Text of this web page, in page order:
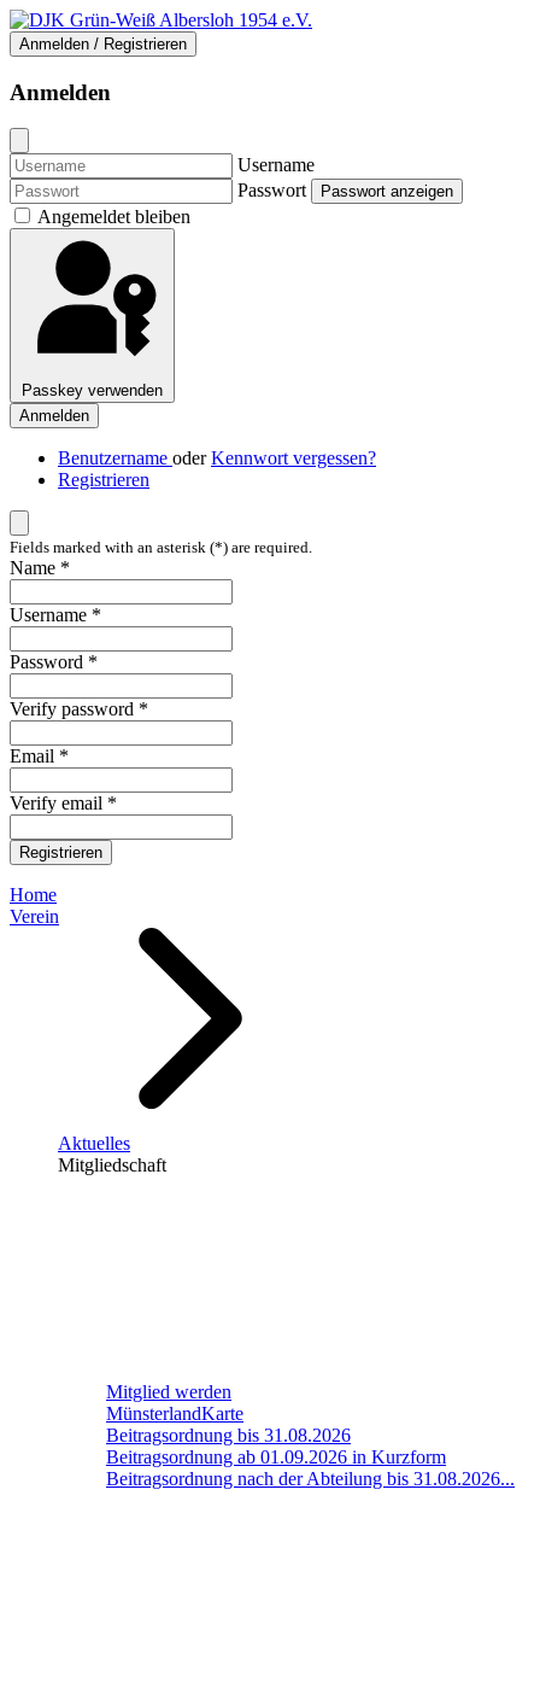
Anmelden / Registrieren
Anmelden
Username
Passwort
Passwort anzeigen
Angemeldet bleiben
Passkey verwenden
Anmelden
Benutzername oderKennwort vergessen?
Registrieren
Fields marked with an asterisk (*) are required.
Name *
Username *
Password *
Verify password *
Email *
Verify email *
Registrieren
Home
Verein
Aktuelles
Mitgliedschaft
Mitglied werden
MünsterlandKarte
Beitragsordnung bis 31.08.2026
Beitragsordnung ab 01.09.2026 in Kurzform
Beitragsordnung nach der Abteilung bis 31.08.2026...